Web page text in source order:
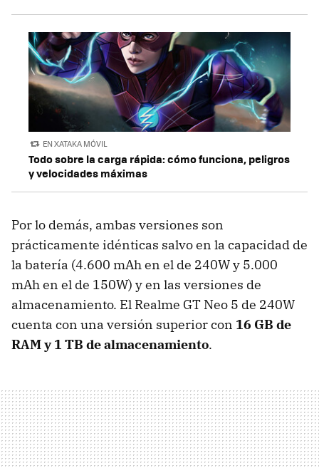
EN XATAKA MÓVIL
Todo sobre la carga rápida: cómo funciona, peligros
y velocidades máximas
Por lo demás, ambas versiones son
prácticamente idénticas salvo en la capacidad de
la batería (4.600 mAh en el de 240W y 5.000
mAh en el de 150W) y en las versiones de
almacenamiento. El Realme GT Neo 5 de 240W
cuenta con una versión superior con 16 GB de
RAM y 1 TB de almacenamiento.